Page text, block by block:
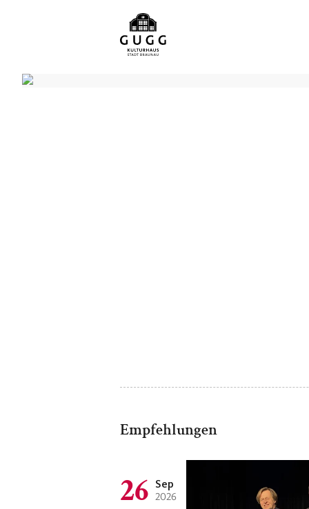
Empfehlungen
26 Sep
2026